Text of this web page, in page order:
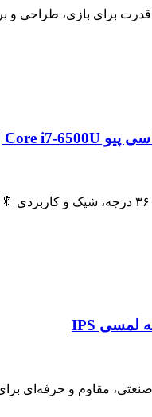
199,000,000 تومان
تومان
تومان